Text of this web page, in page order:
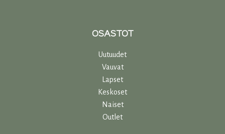
OSASTOT
Uutuudet
Vauvat
Lapset
Keskoset
Naiset
Outlet